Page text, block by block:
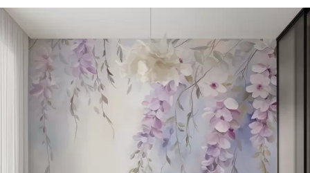
Доступни материјали
Стандард
4472.42 2683 .45 RSD
Премиум
.00